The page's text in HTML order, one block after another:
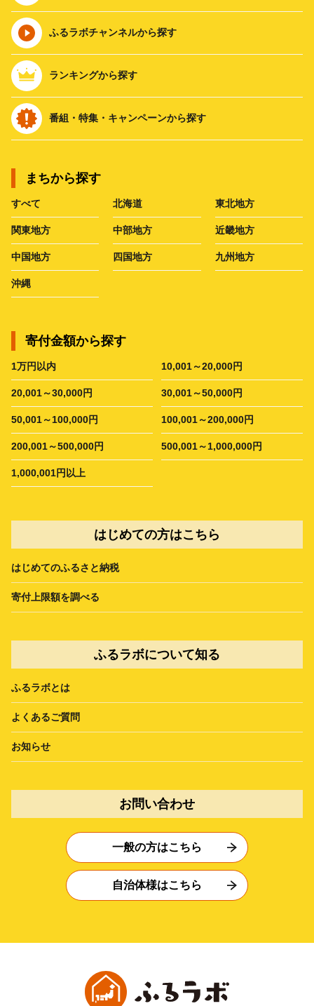
ふるラボチャンネルから探す
ランキングから探す
番組・特集・キャンペーンから探す
まちから探す
すべて 北海道 東北地方
関東地方 中部地方 近畿地方
中国地方 四国地方 九州地方
沖縄
寄付金額から探す
1万円以内 10,001～20,000円
20,001～30,000円 30,001～50,000円
50,001～100,000円 100,001～200,000円
200,001～500,000円 500,001～1,000,000円
1,000,001円以上
はじめての方はこちら
はじめてのふるさと納税
寄付上限額を調べる
ふるラボについて知る
ふるラボとは
よくあるご質問
お知らせ
お問い合わせ
一般の方はこちら
自治体様はこちら